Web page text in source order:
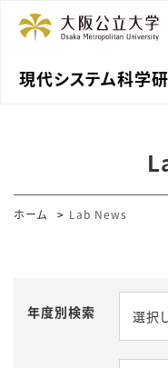
現代システム科学
ホーム Lab News
年度別検索 選択